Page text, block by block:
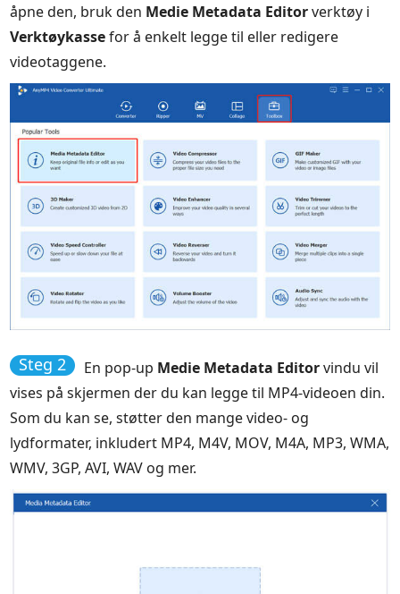
åpne den, bruk den Medie Metadata Editorverktøy i
Verktøykassefor å enkelt legge til eller redigere
videotaggene.
Steg 2 En pop-up Medie Metadata Editorvindu vil
vises på skjermen der du kan legge til MP4-videoen din.
Som du kan se, støtter den mange video- og
lydformater, inkludert MP4, M4V, MOV, M4A, MP3, WMA,
WMV, 3GP, AVI, WAV og mer.